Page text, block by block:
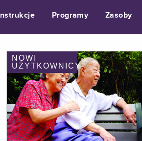
Instrukcje Programy Zasoby
NOWI
UŻYTKOWNICY